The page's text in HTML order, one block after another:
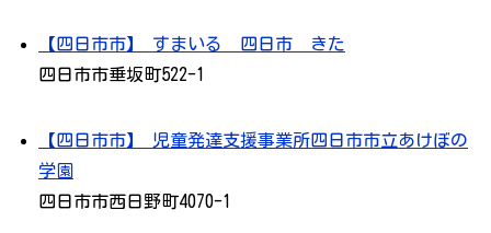
【四日市市】 すまいる 四日市 きた
四日市市垂坂町522-1
【四日市市】 児童発達支援事業所四日市市立あけぼの
学園
四日市市西日野町4070-1